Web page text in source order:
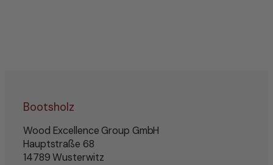
Bootsholz
Wood Excellence Group GmbH
Hauptstraße 68
14789 Wusterwitz